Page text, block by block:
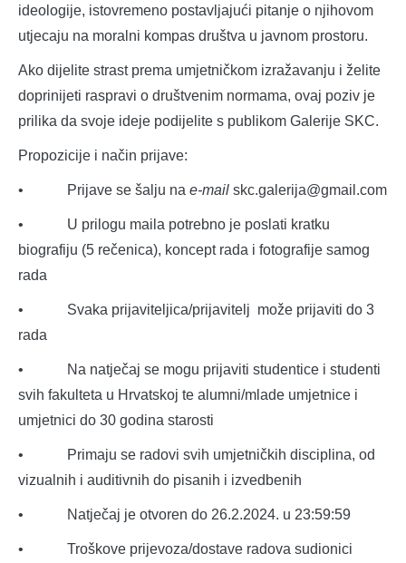
ideologije, istovremeno postavljajući pitanje o njihovom
utjecaju na moralni kompas društva u javnom prostoru.
Ako dijelite strast prema umjetničkom izražavanju i želite
doprinijeti raspravi o društvenim normama, ovaj poziv je
prilika da svoje ideje podijelite s publikom Galerije SKC.
Propozicije i način prijave:
• Prijave se šalju na e-mail skc.galerija@gmail.com
• U prilogu maila potrebno je poslati kratku
biografiju (5 rečenica), koncept rada i fotografije samog
rada
• Svaka prijaviteljica/prijavitelj može prijaviti do 3
rada
• Na natječaj se mogu prijaviti studentice i studenti
svih fakulteta u Hrvatskoj te alumni/mlade umjetnice i
umjetnici do 30 godina starosti
• Primaju se radovi svih umjetničkih disciplina, od
vizualnih i auditivnih do pisanih i izvedbenih
• Natječaj je otvoren do 26.2.2024. u 23:59:59
• Troškove prijevoza/dostave radova sudionici